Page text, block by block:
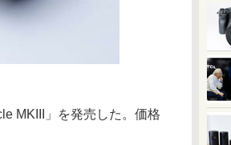
MKIII」を発売した。価格